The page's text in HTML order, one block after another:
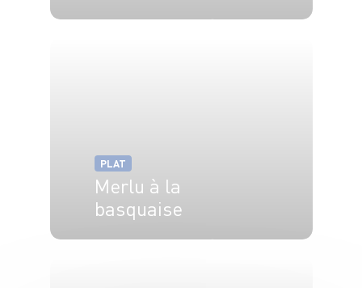
PLAT
Merlu à la
basquaise